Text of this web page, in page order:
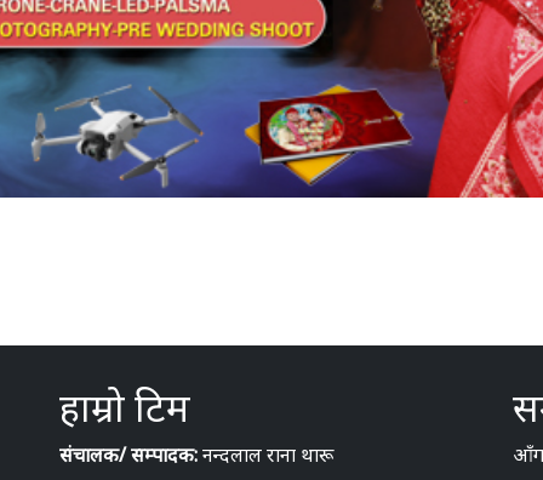
हाम्रो टिम
संचालक/ सम्पादक:नन्दलाल राना थारू